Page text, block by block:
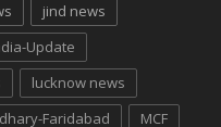
jind news
Update
lucknow news
Faridabad MCF